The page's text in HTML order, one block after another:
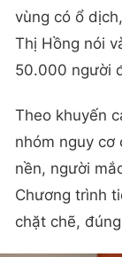
vùng có ổ
Thị Hồng nói
50.000 người
Theo khuyến
nhóm nguy cơ
nền, người
Chương trình
chặt chẽ,